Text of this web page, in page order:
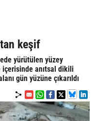
keşif
yürütülen yüzey
içerisinde anıtsal dikili
gün yüzüne çıkarıldı